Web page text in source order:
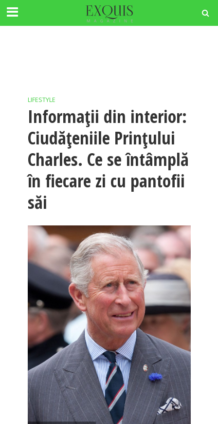
LIFESTYLE
Informaţii din interior:
Ciudăţeniile Prinţului
Charles. Ce se întâmplă
în fiecare zi cu pantofii
săi